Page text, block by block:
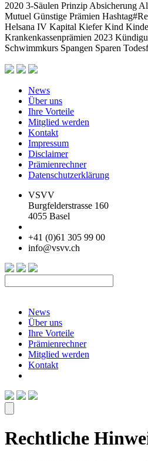
2020 3-Säulen Prinzip Absicherung
Mutuel Günstige Prämien
Helsana IV Kapital KieferKind
Krankenkassenprämien 2023
Schwimmkurs Spangen Sparen
News
Über uns
Ihre Vorteile
Mitglied werden
Kontakt
Impressum
Disclaimer
Prämienrechner
Datenschutzerklärung
VSVV
Burgfelderstrasse 160
4055 Basel
+41 (0)61 305 99 00
info@vsvv.ch
News
Über uns
Ihre Vorteile
Prämienrechner
Mitglied werden
Kontakt
Rechtliche